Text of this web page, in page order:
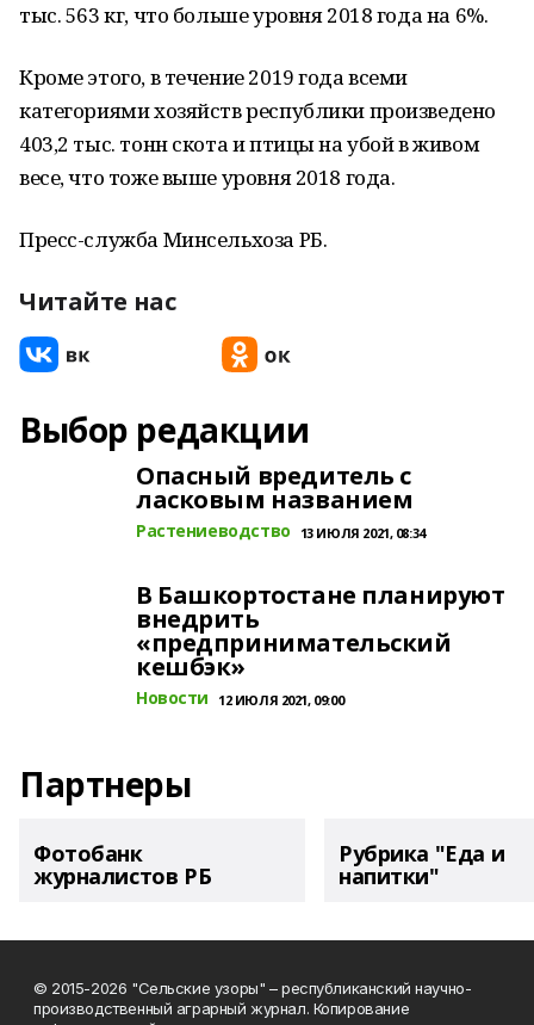
тыс. 563 кг, что больше уровня 2018 года на 6%.
Кроме этого, в течение 2019 года всеми
категориями хозяйств республики произведено
403,2 тыс. тонн скота и птицы на убой в живом
весе, что тоже выше уровня 2018 года.
Пресс-служба Минсельхоза РБ.
Читайте нас
Выбор редакции
Опасный вредитель с
ласковым названием
Растениеводство 13 ИЮЛЯ 2021, 08:34
В Башкортостане планируют
внедрить
«предпринимательский
кешбэк»
Новости 12 ИЮЛЯ 2021, 09:00
Партнеры
Фотобанк
журналистов РБ
Рубрика "Еда и
напитки"
© 2015-2026 "Сельские узоры" – республиканский научно-
производственный аграрный журнал. Копирование